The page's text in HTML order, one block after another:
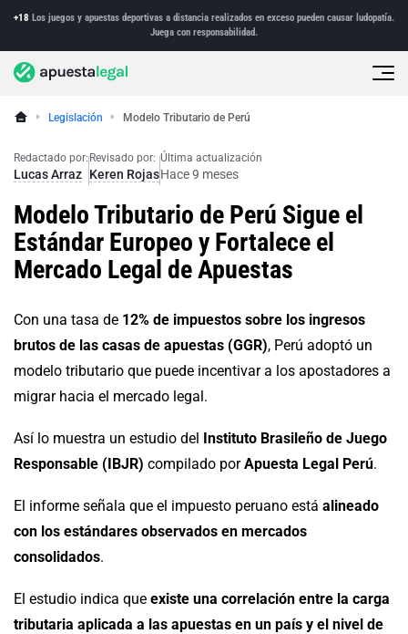
+18 Los juegos y apuestas deportivas a distancia realizados en exceso pueden causar ludopatía.
Juega con responsabilidad.
Legislación Modelo Tributario de Perú
Redactado por:
Lucas Arraz
Revisado por:
Keren Rojas
Última actualización
Hace 9 meses
Modelo Tributario de Perú Sigue el
Estándar Europeo y Fortalece el
Mercado Legal de Apuestas
Con una tasa de 12% de impuestos sobre los ingresos
brutos de las casas de apuestas (GGR), Perú adoptó un
modelo tributario que puede incentivar a los apostadores a
migrar hacia el mercado legal.
Así lo muestra un estudio del Instituto Brasileño de Juego
Responsable (IBJR) compilado porApuesta Legal Perú.
El informe señala que el impuesto peruano está alineado
con los estándares observados en mercados
consolidados.
El estudio indica que existe una correlación entre la carga
tributaria aplicada a las apuestas en un país y el nivel de